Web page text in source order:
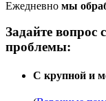
Ежедневно мы
Задайте вопрос
проблемы:
С крупной и